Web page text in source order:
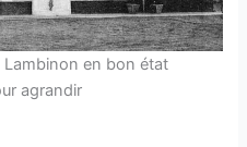
Lambinon en bon état
agrandir